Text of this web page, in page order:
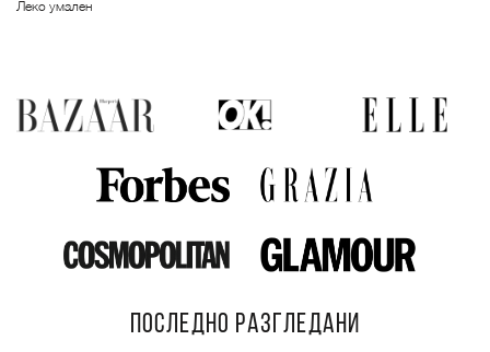
Леко умален
ПОСЛЕДНО РАЗГЛЕДАНИ